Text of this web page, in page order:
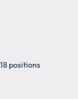
positions